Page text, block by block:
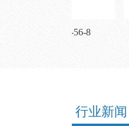
酸孕酮 630-56-8
行业新闻